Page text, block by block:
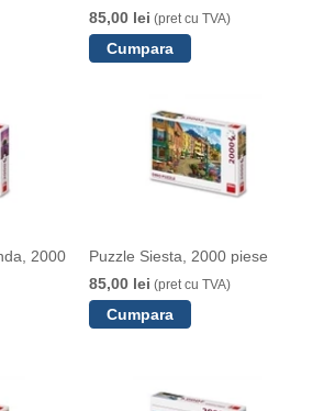
85,00 lei (pret cu TVA)
2000
Puzzle Siesta, 2000 piese
85,00 lei (pret cu TVA)